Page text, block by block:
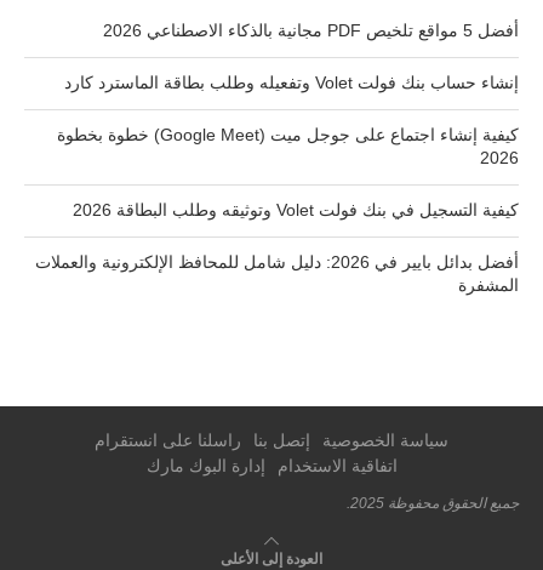
أفضل 5 مواقع تلخيص PDF مجانية بالذكاء الاصطناعي 2026
إنشاء حساب بنك فولت Volet وتفعيله وطلب بطاقة الماسترد كارد
كيفية إنشاء اجتماع على جوجل ميت (Google Meet) خطوة بخطوة
2026
كيفية التسجيل في بنك فولت Volet وتوثيقه وطلب البطاقة 2026
أفضل بدائل بايير في 2026: دليل شامل للمحافظ الإلكترونية والعملات
المشفرة
سياسة الخصوصية إتصل بنا
راسلنا على انستقرام
اتفاقية الاستخدام
إدارة البوك مارك
جميع الحقوق محفوظة 2025.
العودة إلى الأعلى